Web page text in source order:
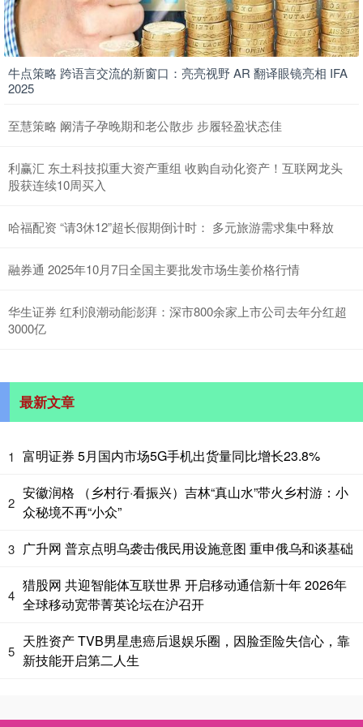
牛点策略 跨语言交流的新窗口：亮亮视野 AR 翻译眼镜亮相 IFA
2025
至慧策略 阚清子孕晚期和老公散步 步履轻盈状态佳
利赢汇 东土科技拟重大资产重组 收购自动化资产！互联网龙头
股获连续10周买入
哈福配资 “请3休12”超长假期倒计时： 多元旅游需求集中释放
融券通 2025年10月7日全国主要批发市场生姜价格行情
华生证券 红利浪潮动能澎湃：深市800余家上市公司去年分红超
3000亿
最新文章
1 富明证券 5月国内市场5G手机出货量同比增长23.8%
2
安徽润格 （乡村行·看振兴）吉林“真山水”带火乡村游：小
众秘境不再“小众”
3 广升网 普京点明乌袭击俄民用设施意图 重申俄乌和谈基础
4
猎股网 共迎智能体互联世界 开启移动通信新十年 2026年
全球移动宽带菁英论坛在沪召开
5
天胜资产 TVB男星患癌后退娱乐圈，因脸歪险失信心，靠
新技能开启第二人生